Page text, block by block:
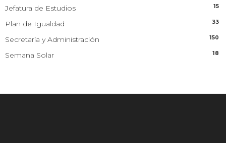
Jefatura de Estudios 15
Plan de Igualdad 33
Secretaría y Administración 150
Semana Solar 18